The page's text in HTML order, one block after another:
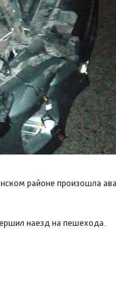
районе произошла
наезд на пешехода.